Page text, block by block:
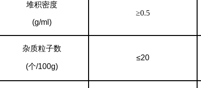
堆积密度
(g/ml)
≥0.5
杂质粒子数
(个/100g)
≤20